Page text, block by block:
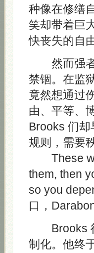
种像在修缮
笑却带着巨
快丧失的自
然而强者
禁锢。在监
竟然想通过
由、平等、
Brooks 们
规则，需要
These
them, then
so you
口，
Brooks 得
制化。他终